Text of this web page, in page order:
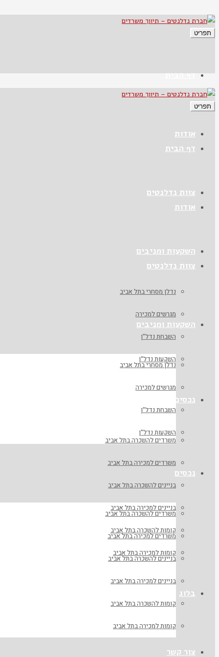
תפריט
דף הבית
אודות
צוות נדלנטים
השקעות ומניבים
נדלן מסחרי בתל אביב
מגרשים למכירה
השבחת נדל"ן
השקעות נדל"ן
נכסים
משרדים להשכרה בתל אביב
משרדים למכירה בתל אביב
בניינים להשכרה בתל אביב
בניינים למכירה בתל אביב
קומות להשכרה בתל אביב
קומות למכירה בתל אביב
בלוג
צור קשר
תפריט
דף הבית
אודות
צוות נדלנטים
השקעות ומניבים
נדלן מסחרי בתל אביב
מגרשים למכירה
השבחת נדל"ן
השקעות נדל"ן
נכסים
משרדים להשכרה בתל אביב
משרדים למכירה בתל אביב
בניינים להשכרה בתל אביב
בניינים למכירה בתל אביב
קומות להשכרה בתל אביב
קומות למכירה בתל אביב